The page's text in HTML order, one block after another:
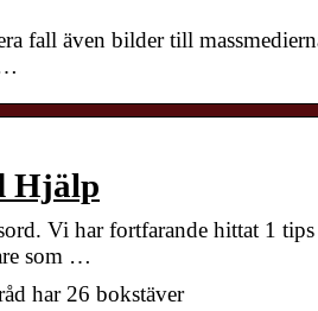
fall även bilder till
Hjälp
Vi har fortfarande hittat 1
som …
har 26 bokstäver